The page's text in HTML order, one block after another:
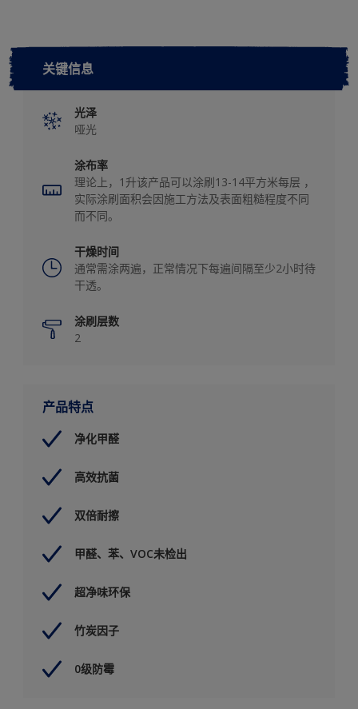
关键信息
光泽
哑光
涂布率
理论上，1升该产品可以涂刷13-14平方米每层 ，
实际涂刷面积会因施工方法及表面粗糙程度不同
而不同。
干燥时间
通常需涂两遍，正常情况下每遍间隔至少2小时待
干透。
涂刷层数
2
产品特点
净化甲醛
高效抗菌
双倍耐擦
甲醛、苯、VOC未检出
超净味环保
竹炭因子
0级防霉